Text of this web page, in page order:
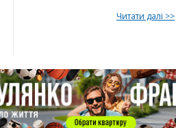
Читати далі >>